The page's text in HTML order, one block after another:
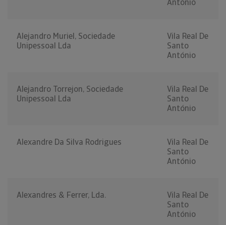
António
Alejandro Muriel, Sociedade
Unipessoal Lda
Vila Real De
Santo
António
Alejandro Torrejon, Sociedade
Unipessoal Lda
Vila Real De
Santo
António
Alexandre Da Silva Rodrigues
Vila Real De
Santo
António
Alexandres & Ferrer, Lda.
Vila Real De
Santo
António